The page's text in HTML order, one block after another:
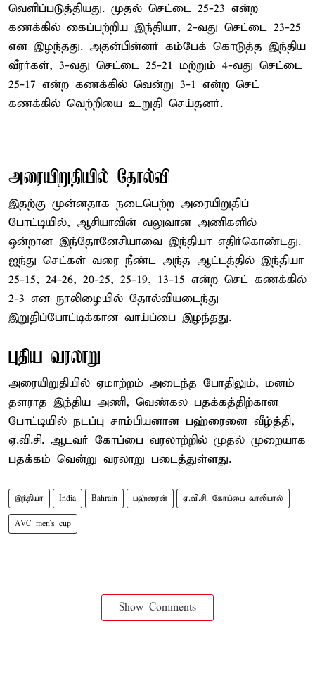
வெளிப்படுத்தியது. முதல் செட்டை 25-23 என்ற
கணக்கில் கைப்பற்றிய இந்தியா, 2-வது செட்டை 23-25
என இழந்தது. அதன்பின்னர் கம்பேக் கொடுத்த இந்திய
வீரர்கள், 3-வது செட்டை 25-21 மற்றும் 4-வது செட்டை
25-17 என்ற கணக்கில் வென்று 3-1 என்ற செட்
கணக்கில் வெற்றியை உறுதி செய்தனர்.
அரையிறுதியில் தோல்வி
இதற்கு முன்னதாக நடைபெற்ற அரையிறுதிப்
போட்டியில், ஆசியாவின் வலுவான அணிகளில்
ஒன்றான இந்தோனேசியாவை இந்தியா எதிர்கொண்டது.
ஐந்து செட்கள் வரை நீண்ட அந்த ஆட்டத்தில் இந்தியா
25-15, 24-26, 20-25, 25-19, 13-15 என்ற செட் கணக்கில்
2-3 என நூலிழையில் தோல்வியடைந்து
இறுதிப்போட்டிக்கான வாய்ப்பை இழந்தது.
புதிய வரலாறு
அரையிறுதியில் ஏமாற்றம் அடைந்த போதிலும், மனம்
தளராத இந்திய அணி, வெண்கல பதக்கத்திற்கான
போட்டியில் நடப்பு சாம்பியனான பஹ்ரைனை வீழ்த்தி,
ஏ.வி.சி. ஆடவர் கோப்பை வரலாற்றில் முதல் முறையாக
பதக்கம் வென்று வரலாறு படைத்துள்ளது.
இந்தியா India Bahrain பஹ்ரைன் ஏ.வி.சி. கோப்பை வாலிபால்
AVC men's cup
Show Comments